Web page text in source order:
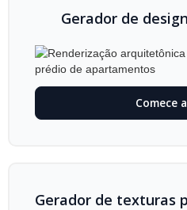
Gerador de
Comece
Gerador de texturas